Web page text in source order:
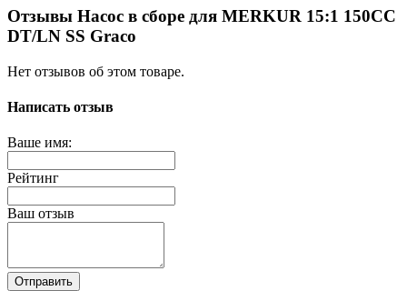
Отзывы Насос в сборе для MERKUR 15:1 150CC
DT/LN SS Graco
Нет отзывов об этом товаре.
Написать отзыв
Ваше имя:
Рейтинг
Ваш отзыв
Отправить